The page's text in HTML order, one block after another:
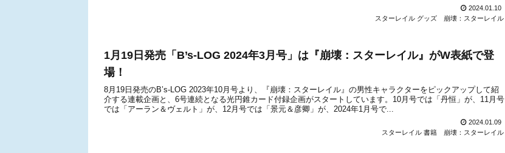
2024.01.10
スターレイル グッズ
崩壊：スターレイル
1月19日発売「B’s-LOG 2024年3月号」は『崩壊：スターレイル』がW表紙で登
場！
8月19日発売のB’s-LOG 2023年10月号より、『崩壊：スターレイル』の男性キャラクターをピックアップして紹
介する連載企画と、6号連続となる光円錐カード付録企画がスタートしています。10月号では「丹恒」が、11月号
では「アーラン＆ヴェルト」が、12月号では「景元＆彦卿」が、2024年1月号で...
2024.01.09
スターレイル 書籍
崩壊：スターレイル